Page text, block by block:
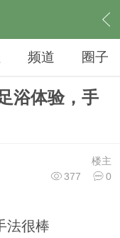
频道 圈子
浴体验，手
楼主
377
0
法很棒